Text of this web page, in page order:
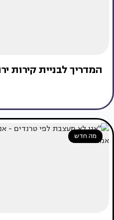
המדריך לבניית קירות
מה חדש